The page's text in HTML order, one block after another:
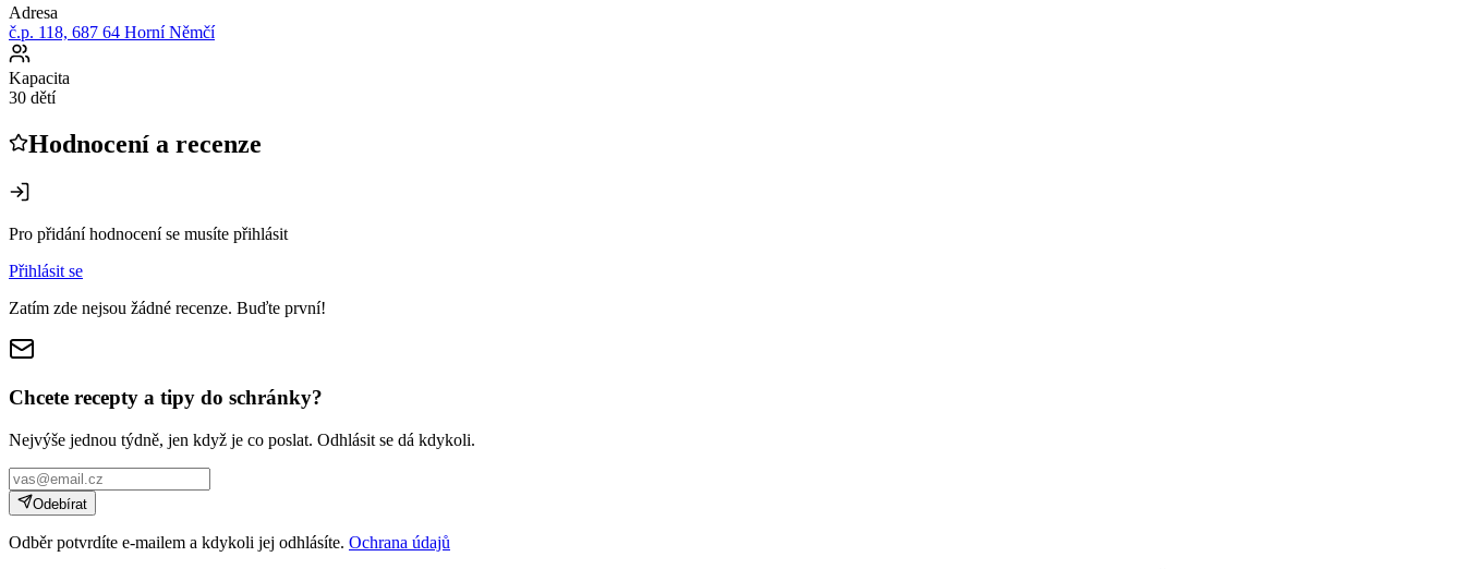
Adresa
č.p. 118, 687 64 Horní Němčí
Kapacita
30 dětí
Hodnocení a recenze
Pro přidání hodnocení se musíte přihlásit
Přihlásit se
Zatím zde nejsou žádné recenze. Buďte první!
Chcete recepty a tipy do schránky?
Nejvýše jednou týdně, jen když je co poslat. Odhlásit se dá kdykoli.
Odebírat
Odběr potvrdíte e-mailem a kdykoli jej odhlásíte. Ochrana údajů